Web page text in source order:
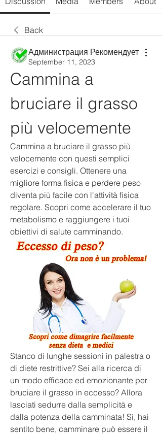
Back
Администрация Рекомендует
September 11, 2023
Cammina a
bruciare il grasso
più velocemente
Cammina a bruciare il grasso più
velocemente con questi semplici
esercizi e consigli. Ottenere una
migliore forma fisica e perdere peso
diventa più facile con l'attività fisica
regolare. Scopri come accelerare il tuo
metabolismo e raggiungere i tuoi
obiettivi di salute camminando.
Stanco di lunghe sessioni in palestra o
di diete restrittive? Sei alla ricerca di
un modo efficace ed emozionante per
bruciare il grasso in eccesso? Allora
lasciati sedurre dalla semplicità e
dalla potenza della camminata! Sì, hai
sentito bene, camminare può essere il